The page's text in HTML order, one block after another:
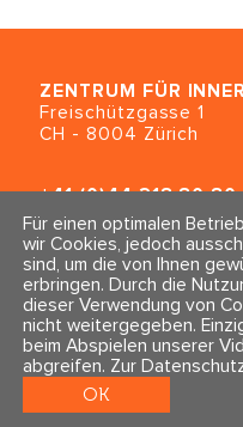
ZENTRUM FÜR
Freischützgasse 1
CH - 8004 Zürich
+41 (0)44 218 80 80
info@traumahealing.ch
info@polarity.se
Kontakt & Info
Newsletter
Impressum &
AGBs
Für einen optimalen
wir Cookies, jedoch
sind, um die von Ihnen
erbringen. Durch die
dieser Verwendung von
nicht weitergegeben.
beim Abspielen unserer
abgreifen. Zur
OK